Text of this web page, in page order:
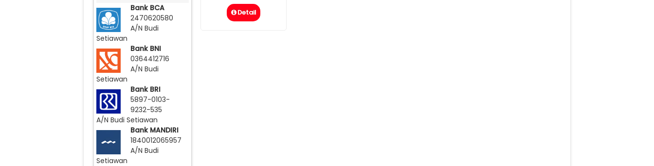
Detail
Bank BCA
2470620580
A/N Budi
Setiawan
Bank BNI
0364412716
A/N Budi
Setiawan
Bank BRI
5897-0103-
9232-535
A/N Budi Setiawan
Bank MANDIRI
1840012065957
A/N Budi
Setiawan